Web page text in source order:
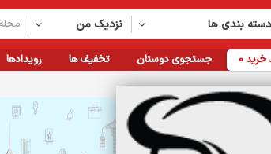
نزدیک من بندی ها
رویدادها تخفیف ها جستجوی دوستان خرید0